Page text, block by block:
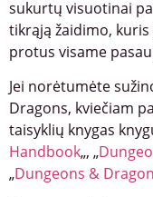
sukurtų visuotinai
tikrąją žaidimo,
protus visame
Jei norėtumėte
Dragons, kviečiam
taisyklių knygas
Handbook„, „
„Dungeons &